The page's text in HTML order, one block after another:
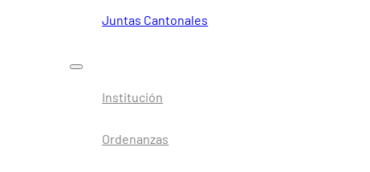
Juntas Cantonales
Institución
Ordenanzas